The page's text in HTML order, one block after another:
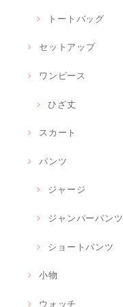
トートバッグ
セットアップ
ワンピース
ひざ丈
スカート
パンツ
ジャージ
ジャンパーパンツ
ショートパンツ
小物
ウォッチ